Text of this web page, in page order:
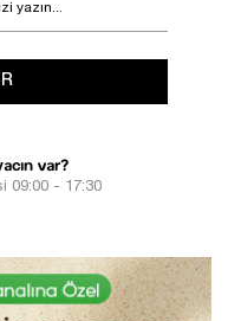
var?
09:00 - 17:30